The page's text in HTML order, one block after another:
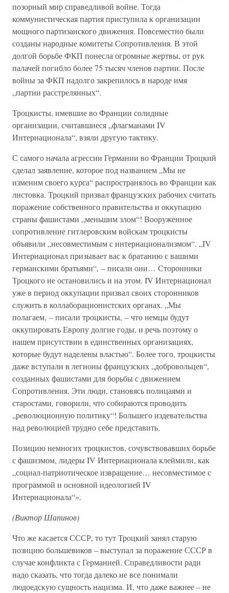
позорный мир справедливой войне. Тогда
коммунистическая партия приступила к организации
мощного партизанского движения. Повсеместно были
созданы народные комитеты Сопротивления. В этой
долгой борьбе ФКП понесла огромные жертвы, от рук
палачей погибло более 75 тысяч членов партии. После
войны за ФКП надолго закрепилось в народе имя
„партии расстрелянных“.
Троцкисты, имевшие во Франции солидные
организации, считавшиеся „флагманами IV
Интернационала“, взяли другую тактику.
С самого начала агрессии Германии во Франции Троцкий
сделал заявление, которое под названием „Мы не
изменим своего курса“ распространялось во Франции как
листовка. Троцкий призвал французских рабочих считать
поражение собственного правительства и оккупацию
страны фашистами „меньшим злом“! Вооруженное
сопротивление гитлеровским войскам троцкисты
объявили „несовместимым с интернационализмом“. „IV
Интернационал призывает вас к братанию с вашими
германскими братьями“, – писали они… Сторонники
Троцкого не остановились и на этом. IV Интернационал
уже в период оккупации призвал своих сторонников
служить в коллаборационистских органах. „Мы
полагаем, – писали троцкисты, – что немцы будут
оккупировать Европу долгие годы, и речь поэтому о
нашем присутствии в единственных организациях,
которые будут наделены властью“. Более того, троцкисты
даже вступали в легионы французских „добровольцев“,
созданных фашистами для борьбы с движением
Сопротивления. Эти люди, становясь полицаями и
старостами, говорили, что собираются проводить
„революционную политику“! Большего издевательства
над революцией трудно себе представить.
Позицию немногих троцкистов, сочувствовавших борьбе
с фашизмом, лидеры IV Интернационала клеймили, как
„социал-патриотическое извращение… несовместимое с
программой и основной идеологией IV
Интернационала“».
(Виктор Шапинов)
Что же касается СССР, то тут Троцкий занял старую
позицию большевиков – выступал за поражение СССР в
случае конфликта с Германией. Справедливости ради
надо сказать, что тогда далеко не все понимали
людоедскую сущность нацизма. И, что даже важнее – не